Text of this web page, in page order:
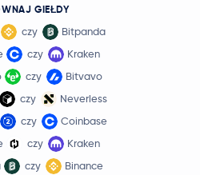
GIEŁDY
czy
Bitpanda
czy
Kraken
czy
Bitvavo
czy
Neverless
czy
Coinbase
czy
Kraken
czy
Binance